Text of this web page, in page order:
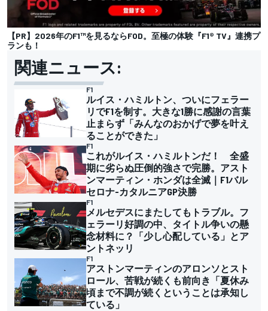
【PR】2026年のF1™︎を見るならFOD。至極の体験『F1® TV』連携プ
ランも！
関連ニュース:
F1
ルイス・ハミルトン、ついにフェラー
リでF1を制す。大きな1勝に感謝の言葉
止まらず「みんなのおかげで夢を叶え
ることができた」
F1
これがルイス・ハミルトンだ！ 全盛
期に劣らぬ圧倒的強さで完勝。アスト
ンマーティン・ホンダは全滅｜F1バル
セロナ-カタルニアGP決勝
F1
メルセデスにまたしてもトラブル。フ
ェラーリ好調の中、タイトル争いの懸
念材料に？「少し心配している」とア
ントネッリ
F1
アストンマーティンのアロンソとスト
ロール、苦戦が続くも前向き「夏休み
頃まで不調が続くということは承知し
ている」